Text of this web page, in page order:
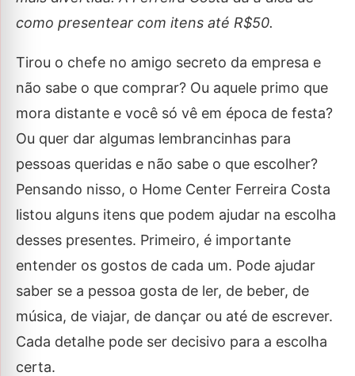
como presentear com itens até R$50.
Tirou o chefe no amigo secreto da empresa e
não sabe o que comprar? Ou aquele primo que
mora distante e você só vê em época de festa?
Ou quer dar algumas lembrancinhas para
pessoas queridas e não sabe o que escolher?
Pensando nisso, o Home Center Ferreira Costa
listou alguns itens que podem ajudar na escolha
desses presentes. Primeiro, é importante
entender os gostos de cada um. Pode ajudar
saber se a pessoa gosta de ler, de beber, de
música, de viajar, de dançar ou até de escrever.
Cada detalhe pode ser decisivo para a escolha
certa.